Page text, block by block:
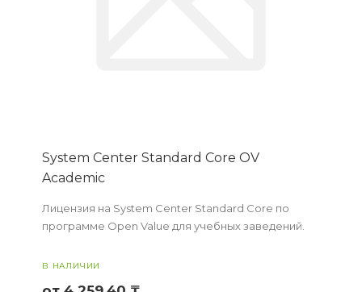
System Center Standard Core OV
Academic
Лицензия на System Center Standard Core по
программе Open Value для учебных заведений.
В НАЛИЧИИ